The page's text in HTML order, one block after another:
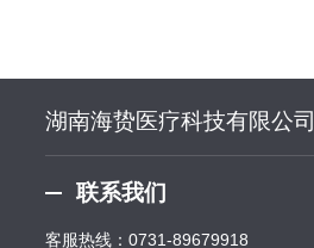
湖南海贽医疗科技有限公司
联系我们
客服热线：0731-89679918